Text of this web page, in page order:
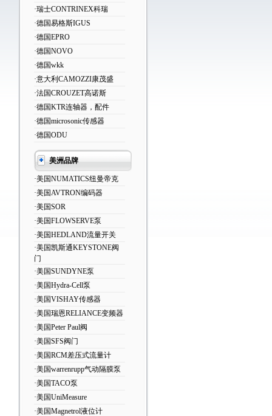
·瑞士CONTRINEX科瑞
·德国易格斯IGUS
·德国EPRO
·德国NOVO
·德国wkk
·意大利CAMOZZI康茂盛
·法国CROUZET高诺斯
·德国KTR连轴器，配件
·德国microsonic传感器
·德国ODU
美洲品牌
·美国NUMATICS纽曼帝克
·美国AVTRON编码器
·美国SOR
·美国FLOWSERVE泵
·美国HEDLAND流量开关
·美国凯斯通KEYSTONE阀
门
·美国SUNDYNE泵
·美国Hydra-Cell泵
·美国VISHAY传感器
·美国瑞恩RELIANCE变频器
·美国Peter Paul阀
·美国SFS阀门
·美国RCM差压式流量计
·美国warrenrupp气动隔膜泵
·美国TACO泵
·美国UniMeasure
·美国Magnetrol液位计